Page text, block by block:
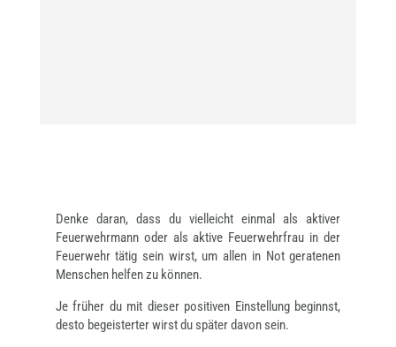
Denke daran, dass du vielleicht einmal als aktiver
Feuerwehrmann oder als aktive Feuerwehrfrau in der
Feuerwehr tätig sein wirst, um allen in Not geratenen
Menschen helfen zu können.
Je früher du mit dieser positiven Einstellung beginnst,
desto begeisterter wirst du später davon sein.